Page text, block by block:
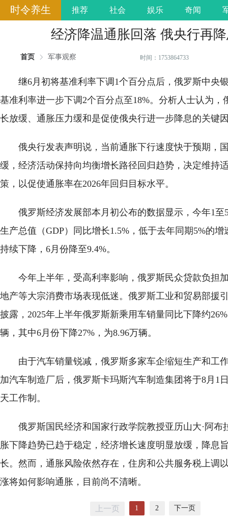
时令养生 推荐 社会 娱乐 奇闻
经济降温通胀回落 俄央行再
首页 军事观察 时间：1753864733
继6月初将基准利率下调1个百分点后，俄罗斯中央
基准利率进一步下调2个百分点至18%。分析人士认为，
长放缓、通胀压力缓和是促使俄央行进一步降息的关键
俄央行发表声明说，当前通胀下行速度快于预期，
缓，经济活动保持向均衡增长路径回归趋势，决定维持
策，以促使通胀率在2026年回归目标水平。
俄罗斯经济发展部本月初公布的数据显示，今年1至
生产总值（GDP）同比增长1.5%，低于去年同期5%的增
持续下降，6月份降至9.4%。
今年上半年，受高利率影响，俄罗斯民众贷款负担
地产等大宗消费市场表现低迷。俄罗斯工业和贸易部援
披露，2025年上半年俄罗斯新乘用车销量同比下降约
辆，其中6月份下降27%，为8.96万辆。
由于汽车销量锐减，俄罗斯多家车企缩短生产和工
加汽车制造厂后，俄罗斯卡玛斯汽车制造集团将于8月1
天工作制。
俄罗斯国民经济和国家行政学院教授亚历山大·阿布
胀下降趋势已趋于稳定，经济增长速度明显放缓，降息
长。然而，通胀风险依然存在，住房和公共服务税上调
涨将如何影响通胀，目前尚不清晰。
上一页 1 2 下一页